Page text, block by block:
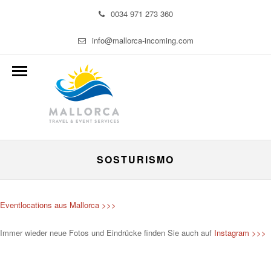
0034 971 273 360
info@mallorca-incoming.com
SOSTURISMO
Eventlocations aus Mallorca >>>
Immer wieder neue Fotos und Eindrücke finden Sie auch auf Instagram >>>